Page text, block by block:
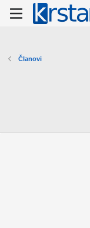
Članovi